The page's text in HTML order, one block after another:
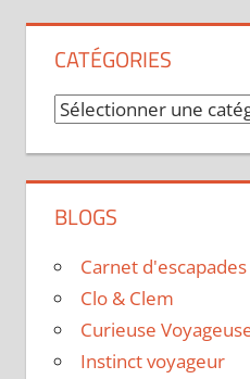
CATÉGORIES
Catégories
BLOGS
Carnet d'escapades
Clo & Clem
Curieuse
Instinct voyageur